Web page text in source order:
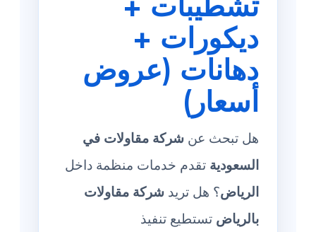
ديكورات +
دهانات (عروض
أسعار)
هل تبحث عن شركة مقاولات في
السعودية تقدم خدمات منظمة داخل
الرياض؟ هل تريد شركة مقاولات
بالرياض تستطيع تنفيذ